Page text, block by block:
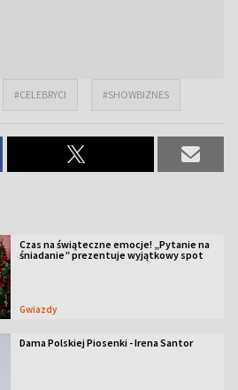
#CELEBRYCI #SHOWBIZNES
Czas na świąteczne emocje! „Pytanie na
śniadanie” prezentuje wyjątkowy spot
Gwiazdy
Dama Polskiej Piosenki - Irena Santor